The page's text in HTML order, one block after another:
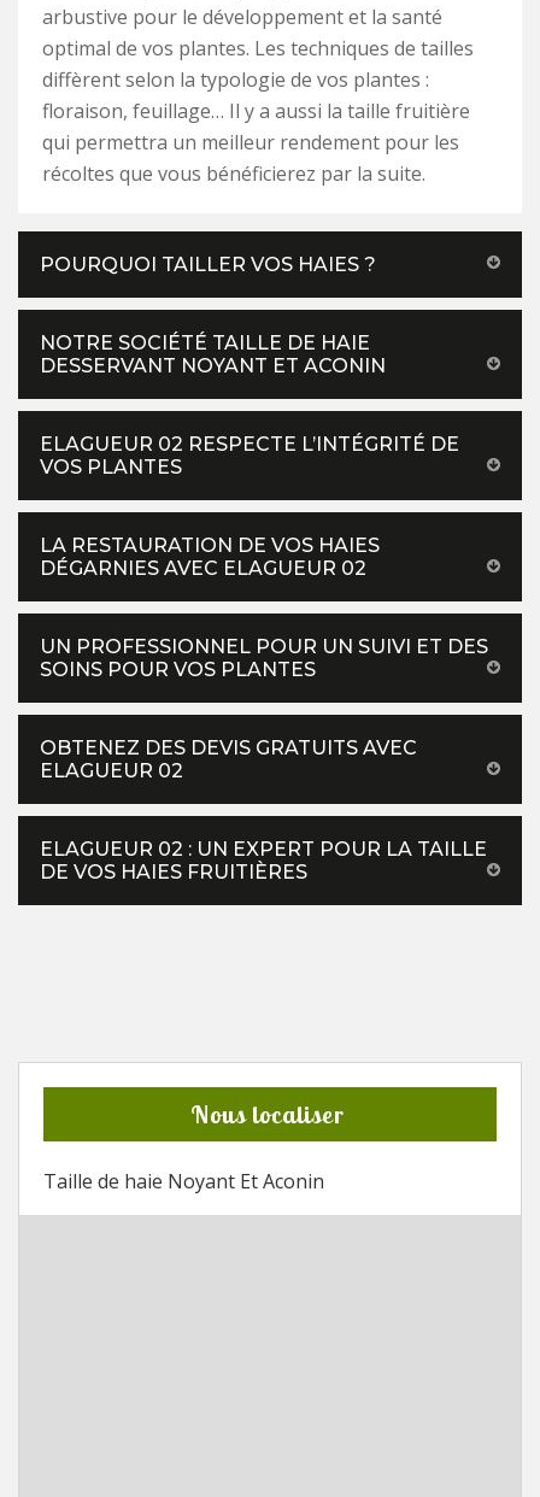
arbustive pour le développement et la santé
optimal de vos plantes. Les techniques de tailles
diffèrent selon la typologie de vos plantes :
floraison, feuillage… Il y a aussi la taille fruitière
qui permettra un meilleur rendement pour les
récoltes que vous bénéficierez par la suite.
POURQUOI TAILLER VOS HAIES ?
NOTRE SOCIÉTÉ TAILLE DE HAIE
DESSERVANT NOYANT ET ACONIN
ELAGUEUR 02 RESPECTE L’INTÉGRITÉ DE
VOS PLANTES
LA RESTAURATION DE VOS HAIES
DÉGARNIES AVEC ELAGUEUR 02
UN PROFESSIONNEL POUR UN SUIVI ET DES
SOINS POUR VOS PLANTES
OBTENEZ DES DEVIS GRATUITS AVEC
ELAGUEUR 02
ELAGUEUR 02 : UN EXPERT POUR LA TAILLE
DE VOS HAIES FRUITIÈRES
Nous localiser
Taille de haie Noyant Et Aconin